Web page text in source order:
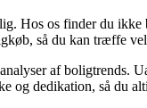
os finder du
så du kan træffe
af boligtrends.
dedikation, så du